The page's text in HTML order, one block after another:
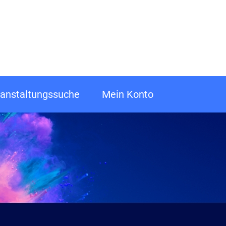
Mein Konto